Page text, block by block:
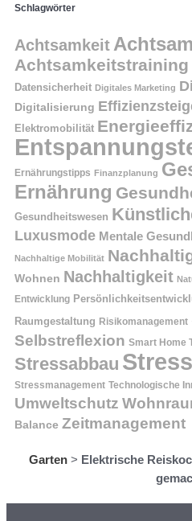
Schlagwörter
Achtsamkeit
Achtsamkeitstraining
Datensicherheit Digitales Marketing
Digitalisierung
Elektromobilität
Ernährungstipps Finanzplanung
Ernährung
Gesundheitswesen
Luxusmode Mentale
Nachhaltige Mobilität
Wohnen Nachhaltigkeit
Entwicklung
Raumgestaltung Risikomanagement
Selbstreflexion Smart Home
Stressabbau
Stressmanagement Technologische
Umweltschutz
Balance Zeitmanagement
Garten > Elektrische